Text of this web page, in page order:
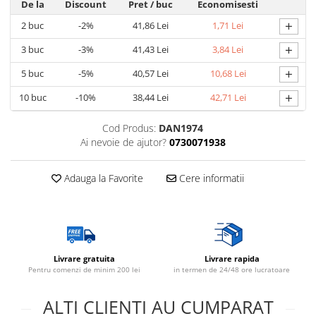
Lustre
Spoturi led pe sina
Aparataj şi accesorii
Alimentatoare/Drivere
Cablu electric, canal cablu
Cap prelungitor
Dulii/Dulie adaptor
Mufe,Accesorii TV
De la
Discount Pret/ buc
Economisesti
2 buc -2% 41,86 Lei 1,71 Lei +
3 buc -3% 41,43 Lei 3,84 Lei +
5 buc -5% 40,57 Lei 10,68 Lei +
10buc -10% 38,44 Lei 42,71 Lei +
Cod Produs: DAN1974
Ai nevoie de ajutor? 0730071938
Adauga la Favorite Cere informatii
Livrare gratuita
Pentru comenzi de minim 200 lei
Livrare rapida
in termen de 24/48 ore lucratoare
ALTI CLIENTI AU CUMPARAT